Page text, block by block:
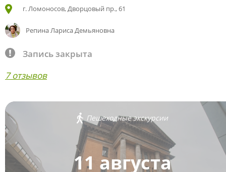
г. Ломоносов, Дворцовый пр., 61
Репина Лариса Демьяновна
Запись закрыта
7 отзывов
Пешеходные экскурсии
11 августа